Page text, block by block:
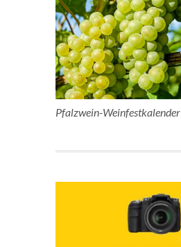
Pfalzwein-Weinfestkalender